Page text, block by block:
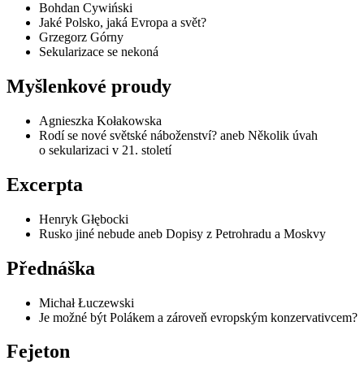
Bohdan Cywiński
Jaké Polsko, jaká Evropa a svět?
Grzegorz Górny
Sekularizace se nekoná
Myšlenkové proudy
Agnieszka Kołakowska
Rodí se nové světské náboženství? aneb Několik úvah
o sekularizaci v 21. století
Excerpta
Henryk Głębocki
Rusko jiné nebude aneb Dopisy z Petrohradu a Moskvy
Přednáška
Michał Łuczewski
Je možné být Polákem a zároveň evropským konzervativcem?
Fejeton